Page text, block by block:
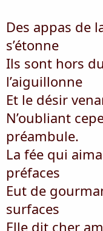
Des appas de
s’étonne
Ils sont hors
l’aiguillonne
Et le désir
N’oubliant
préambule.
La fée qui
préfaces
Eut de
surfaces
Elle dit cher